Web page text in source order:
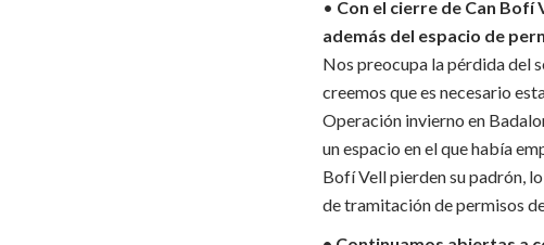
• Con el cierre de Can Bofí
además del espacio de
Nos preocupa la pérdida del
creemos que es necesario
Operación invierno en
un espacio en el que había
Bofí Vell pierden su padrón,
de tramitación de permisos